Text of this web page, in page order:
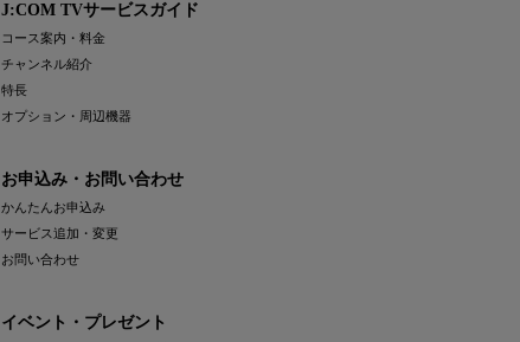
J:COM TVサービスガイド
コース案内・料金
チャンネル紹介
特長
オプション・周辺機器
お申込み・お問い合わせ
かんたんお申込み
サービス追加・変更
お問い合わせ
イベント・プレゼント